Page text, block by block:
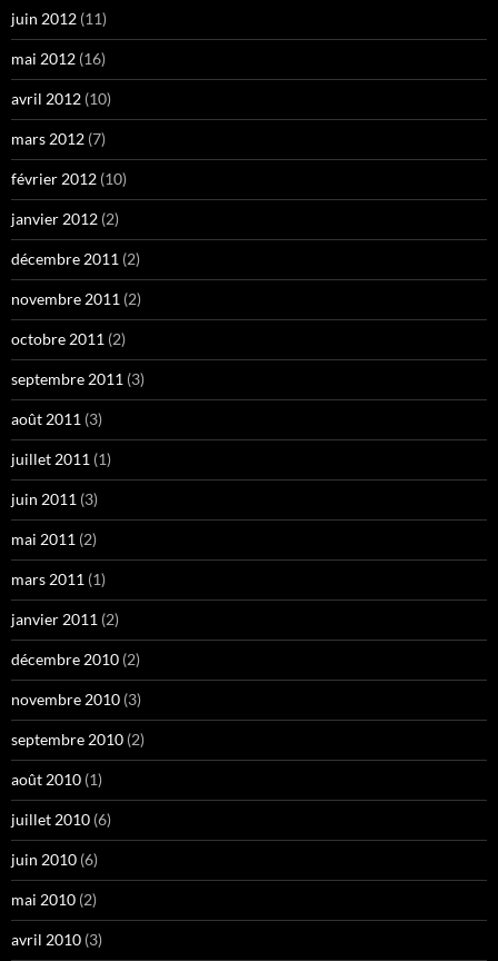
juin 2012 (11)
mai 2012 (16)
avril 2012 (10)
mars 2012 (7)
février 2012 (10)
janvier 2012 (2)
décembre 2011 (2)
novembre 2011 (2)
octobre 2011 (2)
septembre 2011 (3)
août 2011 (3)
juillet 2011 (1)
juin 2011 (3)
mai 2011 (2)
mars 2011 (1)
janvier 2011 (2)
décembre 2010 (2)
novembre 2010 (3)
septembre 2010 (2)
août 2010 (1)
juillet 2010 (6)
juin 2010 (6)
mai 2010 (2)
avril 2010 (3)